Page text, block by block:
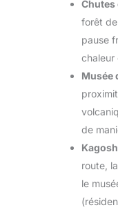
Chutes
forêt
pause
chaleur
Musée
de
route,
le